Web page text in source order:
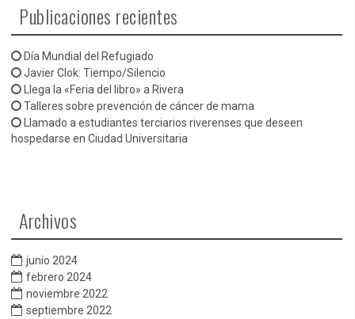
Publicaciones recientes
Día Mundial del Refugiado
Javier Clok: Tiempo/Silencio
Llega la «Feria del libro» a Rivera
Talleres sobre prevención de cáncer de mama
Llamado a estudiantes terciarios riverenses que deseen
hospedarse en Ciudad Universitaria
Archivos
junio 2024
febrero 2024
noviembre 2022
septiembre 2022